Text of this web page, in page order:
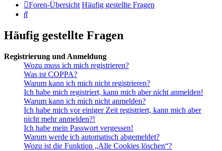
Foren-Übersicht Häufig gestellte Fragen
Suche
Häufig gestellte Fragen
Registrierung und Anmeldung
Wozu muss ich mich registrieren?
Was ist COPPA?
Warum kann ich mich nicht registrieren?
Ich habe mich registriert, kann mich aber nicht anmelden!
Warum kann ich mich nicht anmelden?
Ich habe mich vor einiger Zeit registriert, kann mich aber
nicht mehr anmelden?!
Ich habe mein Passwort vergessen!
Warum werde ich automatisch abgemeldet?
Wozu ist die Funktion „Alle Cookies löschen“?